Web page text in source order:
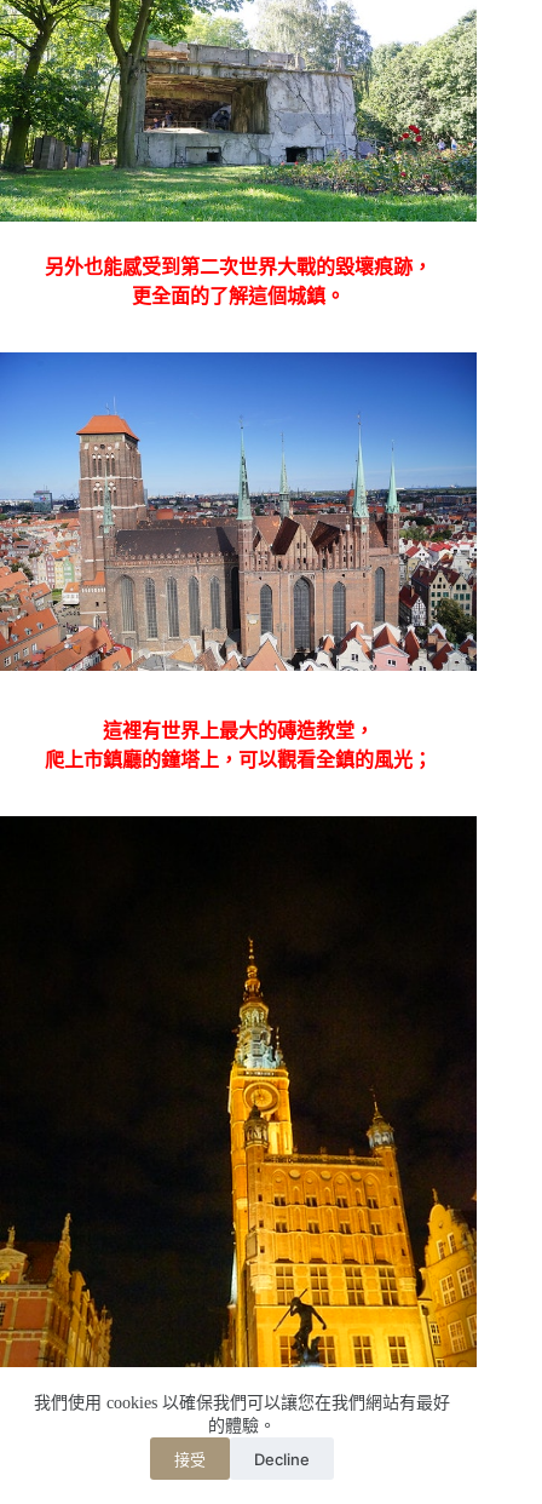
我們使用 cookies 以確保我們可以讓您在我們網站有最好
的體驗。
接受 Decline
另外也能感受到第二次世界大戰的毀壞痕跡，
更全面的了解這個城鎮。
這裡有世界上最大的磚造教堂，
爬上市鎮廳的鐘塔上，可以觀看全鎮的風光；